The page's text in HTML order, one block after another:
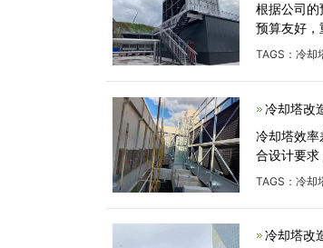
根据公司的
预算友好
TAGS： 冷却
冷却塔改
冷却塔效
合设计要
TAGS： 冷却
冷却塔改